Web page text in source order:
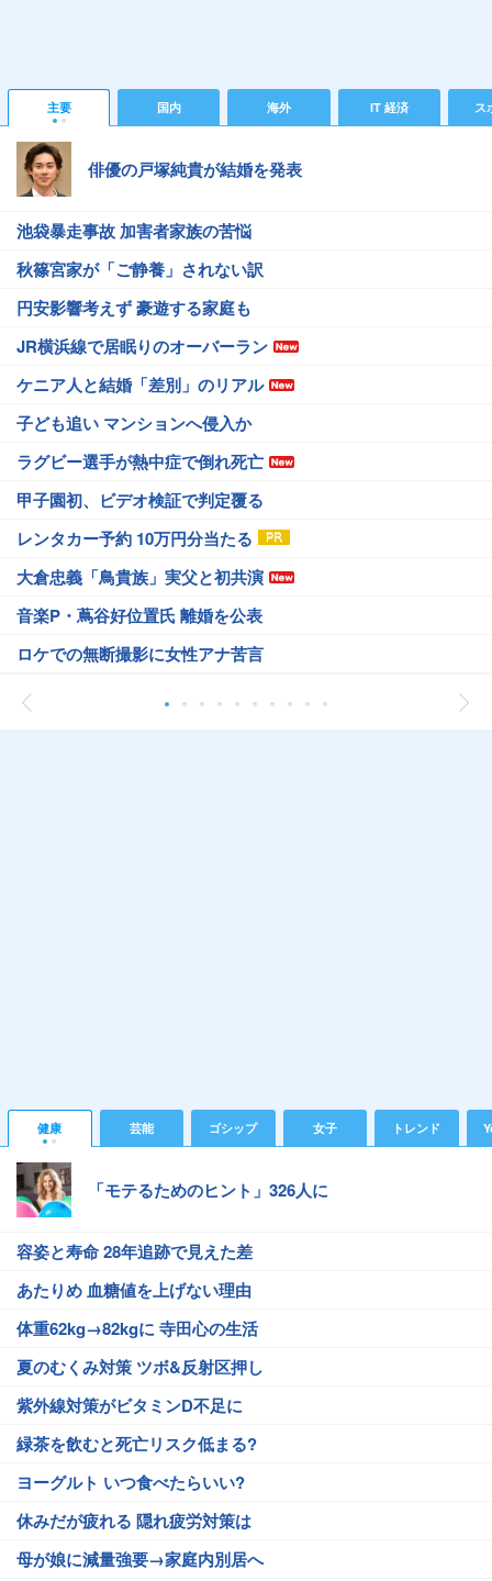
主要 国内 海外 IT 経済 ス
俳優の戸塚純貴が結婚を発表
池袋暴走事故 加害者家族の苦悩
秋篠宮家が「ご静養」されない訳
円安影響考えず 豪遊する家庭も
JR横浜線で居眠りのオーバーラン
ケニア人と結婚「差別」のリアル
子ども追い マンションへ侵入か
ラグビー選手が熱中症で倒れ死亡
甲子園初、ビデオ検証で判定覆る
レンタカー予約 10万円分当たる
大倉忠義「鳥貴族」実父と初共演
音楽P・蔦谷好位置氏 離婚を公表
ロケでの無断撮影に女性アナ苦言
健康 芸能 ゴシップ 女子 トレンド
「モテるためのヒント」326人に
容姿と寿命 28年追跡で見えた差
あたりめ 血糖値を上げない理由
体重62kg→82kgに 寺田心の生活
夏のむくみ対策 ツボ&反射区押し
紫外線対策がビタミンD不足に
緑茶を飲むと死亡リスク低まる?
ヨーグルト いつ食べたらいい?
休みだが疲れる 隠れ疲労対策は
母が娘に減量強要→家庭内別居へ